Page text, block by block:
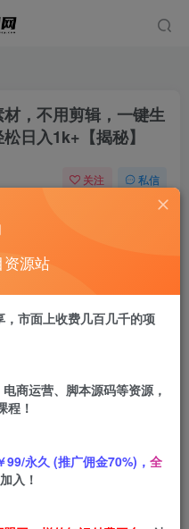
，不用剪辑，一键生
日入1k+【揭秘】
关注 私信
用剪辑，一键生成，秒过
源站
市面上收费几百几千的项
商运营、脚本源码等资源，
程！
99/永久 (推广佣金70%)， 全
入！